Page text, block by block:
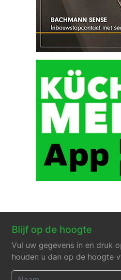
Blijf op de hoogte
Vul uw gegevens in en druk
houden u dan op de hoogte